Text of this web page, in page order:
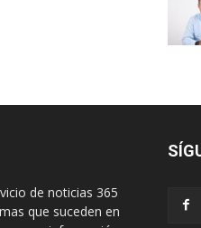
de noticias 365
que suceden en